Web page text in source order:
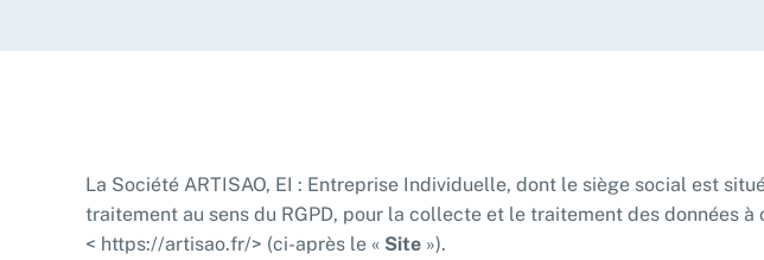
La Société ARTISAO, EI : Entreprise Individuelle, dont le siège social est
traitement au sens du RGPD, pour la collecte et le traitement des données
< https://artisao.fr/> (ci-après le « Site »).